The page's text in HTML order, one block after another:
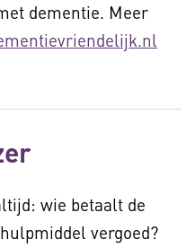
dementie. Meer
wie betaalt de
vergoed?